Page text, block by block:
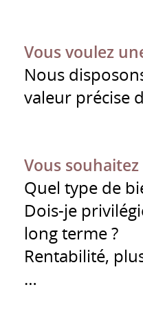
Vous voulez
Nous
valeur précise
Vous
Quel type de
Dois-je
long terme ?
Rentabilité,
…